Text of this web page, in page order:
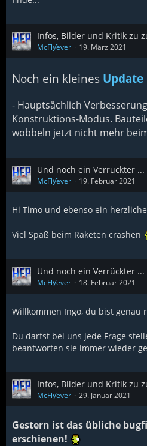
Infos, Bilder und Kritik zu
McFlƴeѵer 19. März 2021
Noch ein kleines Update
- Hauptsächlich
Konstruktions-Modus.
wobbeln jetzt nicht mehr
Und noch ein Verrückter ...
McFlƴeѵer 19. Februar 2021
Hi Timo und ebenso ein
Viel Spaß beim Raketen crashen
Und noch ein Verrückter ...
McFlƴeѵer 18. Februar 2021
Willkommen Ingo, du bist genau
Du darfst bei uns jede Frage
beantworten sie immer wieder
Infos, Bilder und Kritik zu
McFlƴeѵer 29. Januar 2021
Gestern ist das übliche
erschienen!